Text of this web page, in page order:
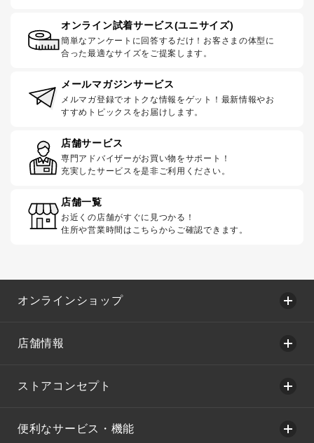
オンライン試着サービス(ユニサイズ)
簡単なアンケートに回答するだけ！お客さまの体型に
合った最適なサイズをご提案します。
メールマガジンサービス
メルマガ登録でオトクな情報をゲット！最新情報やお
すすめトピックスをお届けします。
店舗サービス
専門アドバイザーがお買い物をサポート！
充実したサービスを是非ご利用ください。
店舗一覧
お近くの店舗がすぐに見つかる！
住所や営業時間はこちらからご確認できます。
オンラインショップ
店舗情報
ストアコンセプト
便利なサービス・機能